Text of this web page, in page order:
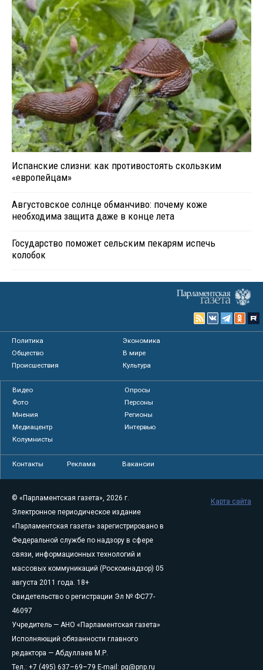
Испанские слизни: как противостоять скользким
«европейцам»
Августовское солнце обманчиво: почему коже
необходима защита даже в конце лета
Государство поможет сельским пекарям испечь
колобок
Политика
Экономика
Общество
В мире
Происшествия
Культура
Видео
Опросы
Фото
Персоны
Мнения
Регионы
Медиацентр
Интервью
Колумнисты
Контакты Реклама Вакансии
© «Парламентская газета», 2026 г.
Электронное периодическое издание
«Парламентская газета» зарегистрировано в
Федеральной службе по надзору в сфере
связи, информационных технологий и
массовых коммуникаций (Роскомнадзор) 05
августа 2011 года. 18+
Свидетельство о регистрации Эл № ФС77-
46097
Учредитель — АНО «Парламентская газета»
Исполняющий обязанности главного
редактора — Абдуллаев М.Р.
Тел.: +7 (495) 637–69–79 E-mail: pg@pnp.ru
Карта сайта